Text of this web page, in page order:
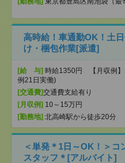
高時給！車通勤OK！土
け・梱包作業[派遣]
[給 与] 時給1350円 【月収例】
例21日実働)
[交通費]交通費支給有り
[月収例] 10～15万円
[勤務地] 北高崎駅から徒歩20分
＜単発＊1日～OK！＞
スタッフ＊[アルバイト]